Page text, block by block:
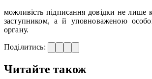
можливість підписання довідки не лише
заступником, а й уповноваженою
органу.
Поділитись:
Читайте також